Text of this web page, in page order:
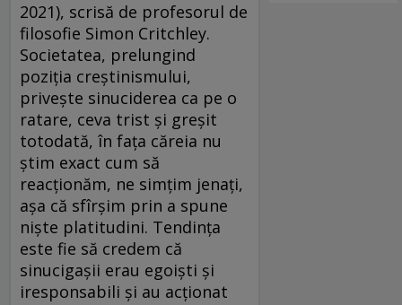
2021), scrisă de profesorul de
filosofie Simon Critchley.
Societatea, prelungind
poziția creștinismului,
privește sinuciderea ca pe o
ratare, ceva trist și greșit
totodată, în fața căreia nu
știm exact cum să
reacționăm, ne simțim jenați,
așa că sfîrșim prin a spune
niște platitudini. Tendința
este fie să credem că
sinucigașii erau egoiști și
iresponsabili și au acționat